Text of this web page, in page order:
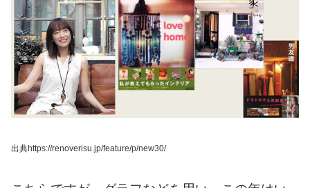
出典https://renoverisu.jp/feature/p/new30/